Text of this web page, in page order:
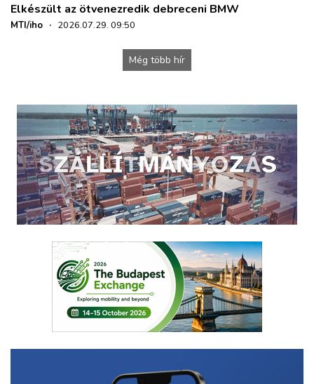
Elkészült az ötvenezredik debreceni BMW
MTI/iho · 2026.07.29. 09:50
Még több hír